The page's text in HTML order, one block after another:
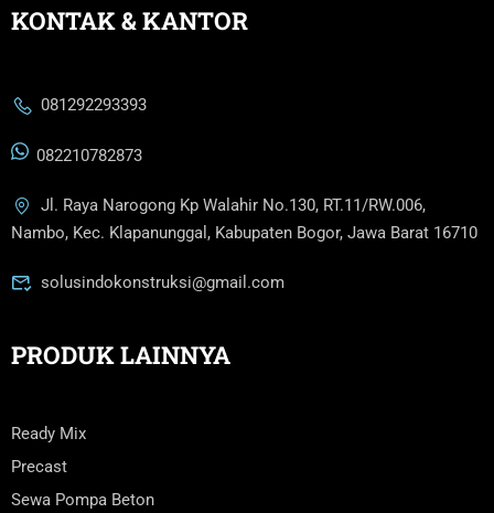
KONTAK & KANTOR
081292293393
082210782873
Jl. Raya Narogong Kp Walahir No.130, RT.11/RW.006,
Nambo, Kec. Klapanunggal, Kabupaten Bogor, Jawa Barat 16710
solusindokonstruksi@gmail.com
PRODUK LAINNYA
Ready Mix
Precast
Sewa Pompa Beton